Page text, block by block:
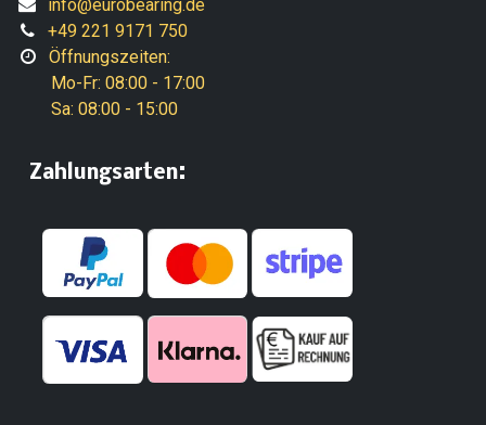
info@eurobearing.de
+49 221 9171 750
Öffnungszeiten:
Mo-Fr: 08:00 - 17:00
Sa: 08:00 - 15:00
​Zahlungsarten: